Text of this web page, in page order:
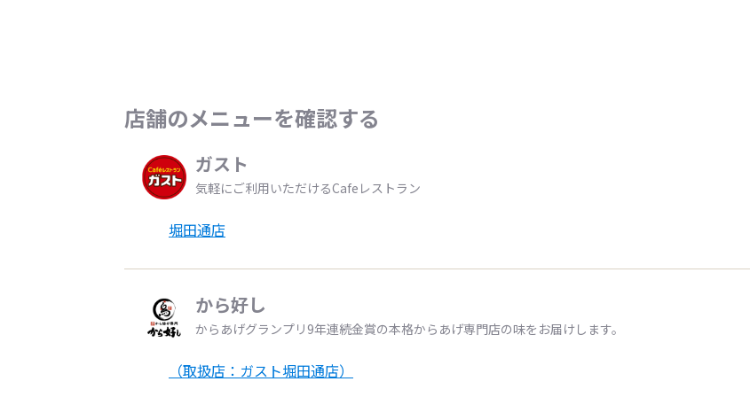
店舗のメニューを確認する
ガスト
気軽にご利用いただけるCafeレストラン
堀田通店
から好し
からあげグランプリ9年連続金賞の本格からあげ専門店の味をお届けします。
（取扱店：ガスト堀田通店）